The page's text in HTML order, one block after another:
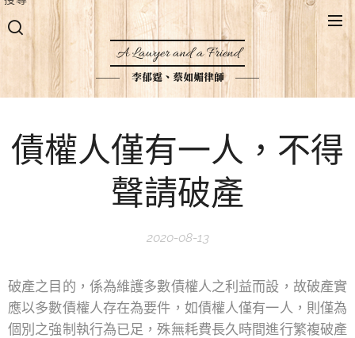
A Lawyer and a Friend
李郁霆、蔡如媚律師
債權人僅有一人，不得
聲請破產
2020-08-13
破產之目的，係為維護多數債權人之利益而設，故破產實
應以多數債權人存在為要件，如債權人僅有一人，則僅為
個別之強制執行為已足，殊無耗費長久時間進行繁複破產